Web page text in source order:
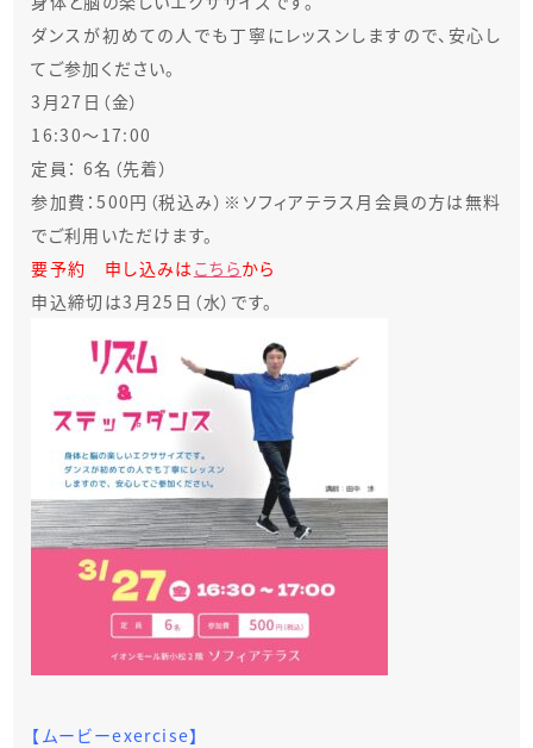
ダンスが初めての人でも丁寧にレッスンしますので、安心し
てご参加ください。
3月27日（金）
16:30～17:00
定員： 6名（先着）
参加費：500円（税込み）※ソフィアテラス月会員の方は無料
でご利用いただけます。
要予約 申し込みはこちらから
申込締切は3月25日（水）です。
【ムービーexercise】